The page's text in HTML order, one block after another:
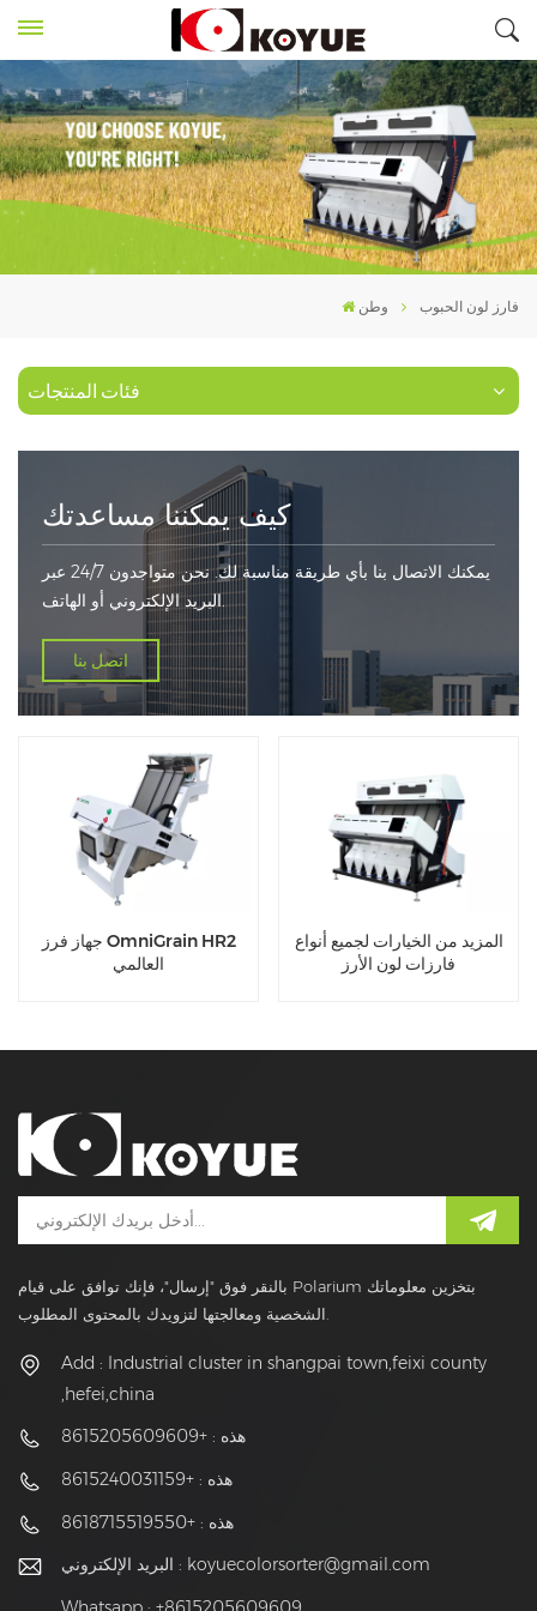
وطن فارز لون الحبوب
فئات المنتجات
كيف يمكننا مساعدتك
يمكنك الاتصال بنا بأي طريقة مناسبة لك. نحن متواجدون 24/7 عبر
البريد الإلكتروني أو الهاتف.
اتصل بنا
جهاز فرز OmniGrain HR2
العالمي
المزيد من الخيارات لجميع أنواع
فارزات لون الأرز
بالنقر فوق "إرسال"، فإنك توافق على قيام Polarium بتخزين معلوماتك
Add : Industrial cluster in shangpai town,feixi county
,hefei,china
هذه : +8615205609609
هذه : +8615240031159
هذه : +8618715519550
البريد الإلكتروني : koyuecolorsorter@gmail.com